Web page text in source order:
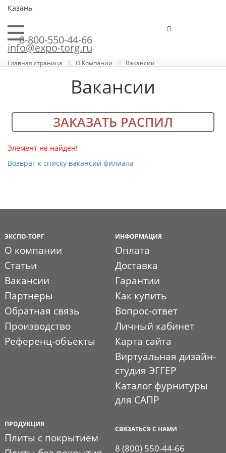
Казань
8-800-550-44-66
info@expo-torg.ru
Главная страница О Компании Вакансии
Вакансии
ЗАКАЗАТЬ РАСПИЛ
Элемент не найден!
Возврат к списку вакансий филиала
ЭКСПО-ТОРГ
О компании
Статьи
Вакансии
Партнеры
Обратная связь
Производство
Референц-объекты
ИНФОРМАЦИЯ
Оплата
Доставка
Гарантии
Как купить
Вопрос-ответ
Личный кабинет
Карта сайта
Виртуальная дизайн-
студия ЭГГЕР
Каталог фурнитуры
для САПР
ПРОДУКЦИЯ
Плиты с покрытием
СВЯЗАТЬСЯ С НАМИ
8 (800) 550-44-66